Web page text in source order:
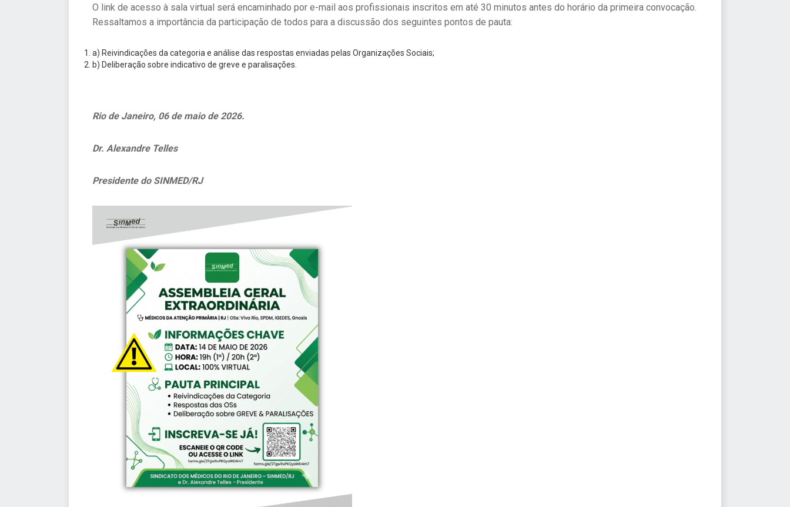
O link de acesso à sala virtual será encaminhado por e-mail aos profissionais inscritos em até 30 minutos antes do horário da primeira convocação.
Ressaltamos a importância da participação de todos para a discussão dos seguintes pontos de pauta:
a) Reivindicações da categoria e análise das respostas enviadas pelas Organizações Sociais;
b) Deliberação sobre indicativo de greve e paralisações.
Rio de Janeiro, 06 de maio de 2026.
Dr. Alexandre Telles
Presidente do SINMED/RJ